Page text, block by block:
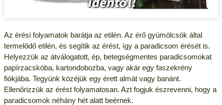
Az érési folyamatok barátja az etilén. Az érő gyümölcsök által
termelődő etilén, és segítik az érést, így a paradicsom érését is.
Helyezzük az átválogatott, ép, betegségmentes paradicsomokat
papírzacskóba, kartondobozba, vagy akár egy faszekrény
fiókjába. Tegyünk közéjük egy érett almát vagy banánt.
Ellenőrizzük az érést folyamatosan. Azt fogjuk észrevenni, hogy a
paradicsomok néhány hét alatt beérnek.